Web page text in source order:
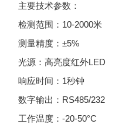
主要技术参数：
检测范围：10-2000米
测量精度：±5%
光源：高亮度红外LED
响应时间：1秒钟
数字输出：RS485/232
工作温度：-20-50°C